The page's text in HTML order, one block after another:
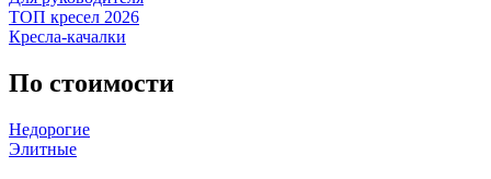
ТОП кресел 2026
Кресла-качалки
По стоимости
Недорогие
Элитные